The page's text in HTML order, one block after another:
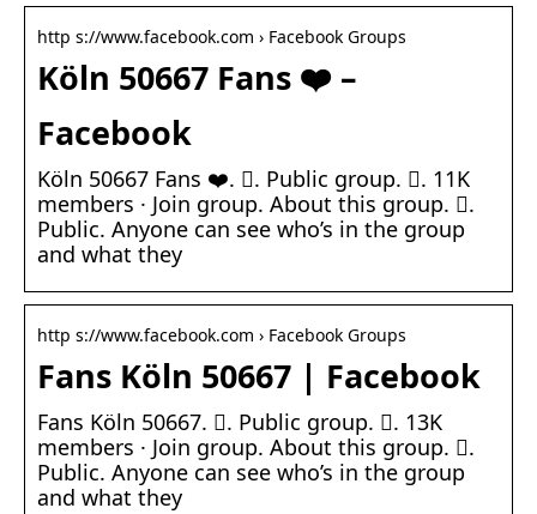
http s://www.facebook.com › Facebook Groups
Köln 50667 Fans ❤️ –
Facebook
Köln 50667 Fans ❤️. 󱙺. Public group. 󰞋. 11K
members · Join group. About this group. 󰟠.
Public. Anyone can see who’s in the group
and what they
http s://www.facebook.com › Facebook Groups
Fans Köln 50667 | Facebook
Fans Köln 50667. 󱙺. Public group. 󰞋. 13K
members · Join group. About this group. 󰟠.
Public. Anyone can see who’s in the group
and what they